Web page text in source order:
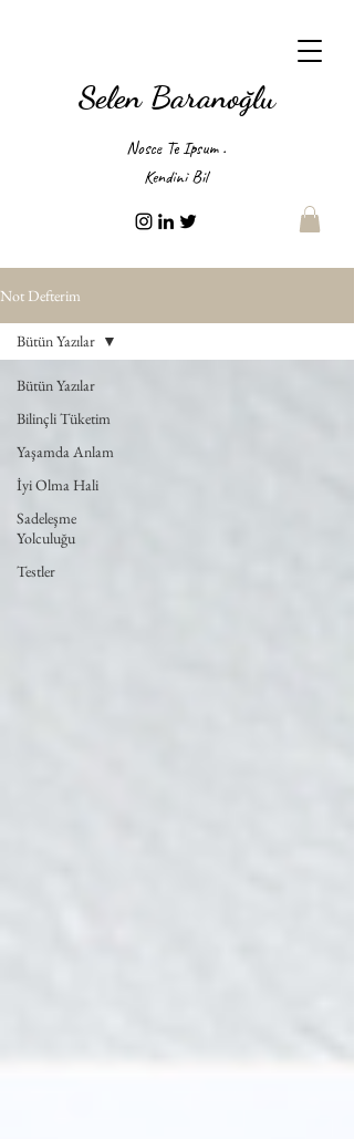
Selen Baranoğlu
Nosce Te Ipsum .
Kendini Bil
Not Defterim
Bütün Yazılar
Bilinçli Tüketim
Yaşamda Anlam
İyi Olma Hali
Sadeleşme
Yolculuğu
Testler
Bütün Yazılar